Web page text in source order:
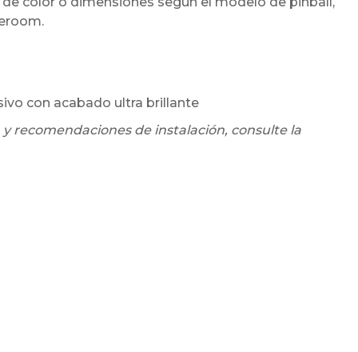
con acabado ultra brillante
recomendaciones de instalación, consulte la